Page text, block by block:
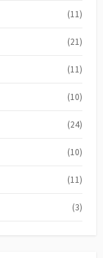
(11)
(21)
(11)
(10)
(24)
(10)
(11)
(3)